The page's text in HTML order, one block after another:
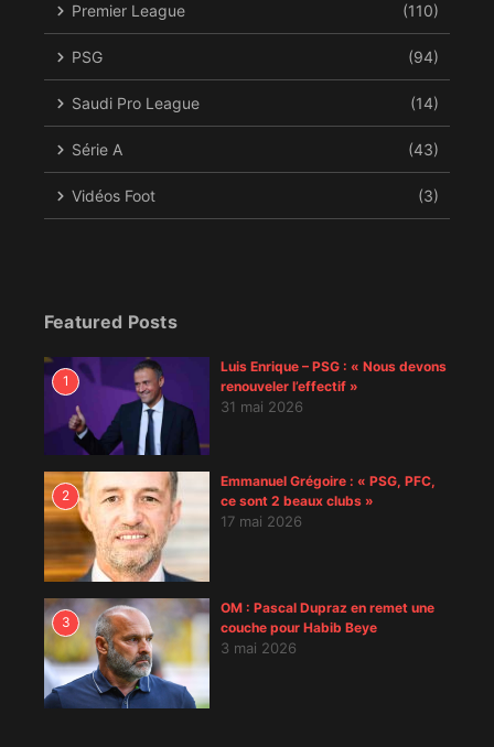
Premier League (110)
PSG (94)
Saudi Pro League (14)
Série A (43)
Vidéos Foot (3)
Featured Posts
1
Luis Enrique – PSG : « Nous devons
renouveler l’effectif »
31 mai 2026
2
Emmanuel Grégoire : « PSG, PFC,
ce sont 2 beaux clubs »
17 mai 2026
3
OM : Pascal Dupraz en remet une
couche pour Habib Beye
3 mai 2026